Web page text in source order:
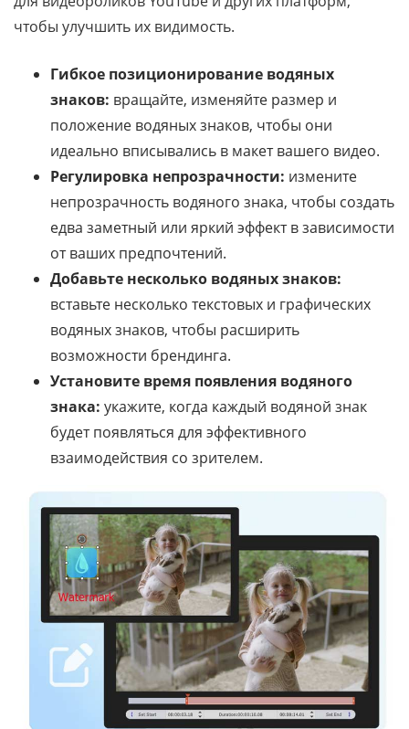
чтобы улучшить их видимость.
Гибкое позиционирование водяных
знаков: вращайте, изменяйте размер и
положение водяных знаков, чтобы они
идеально вписывались в макет вашего видео.
Регулировка непрозрачности: измените
непрозрачность водяного знака, чтобы создать
едва заметный или яркий эффект в зависимости
от ваших предпочтений.
Добавьте несколько водяных знаков:
вставьте несколько текстовых и графических
водяных знаков, чтобы расширить
возможности брендинга.
Установите время появления водяного
знака: укажите, когда каждый водяной знак
будет появляться для эффективного
взаимодействия со зрителем.